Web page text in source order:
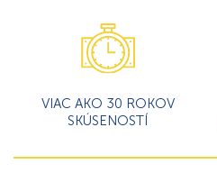
VIAC AKO 30 ROKOV
SKÚSENOSTÍ